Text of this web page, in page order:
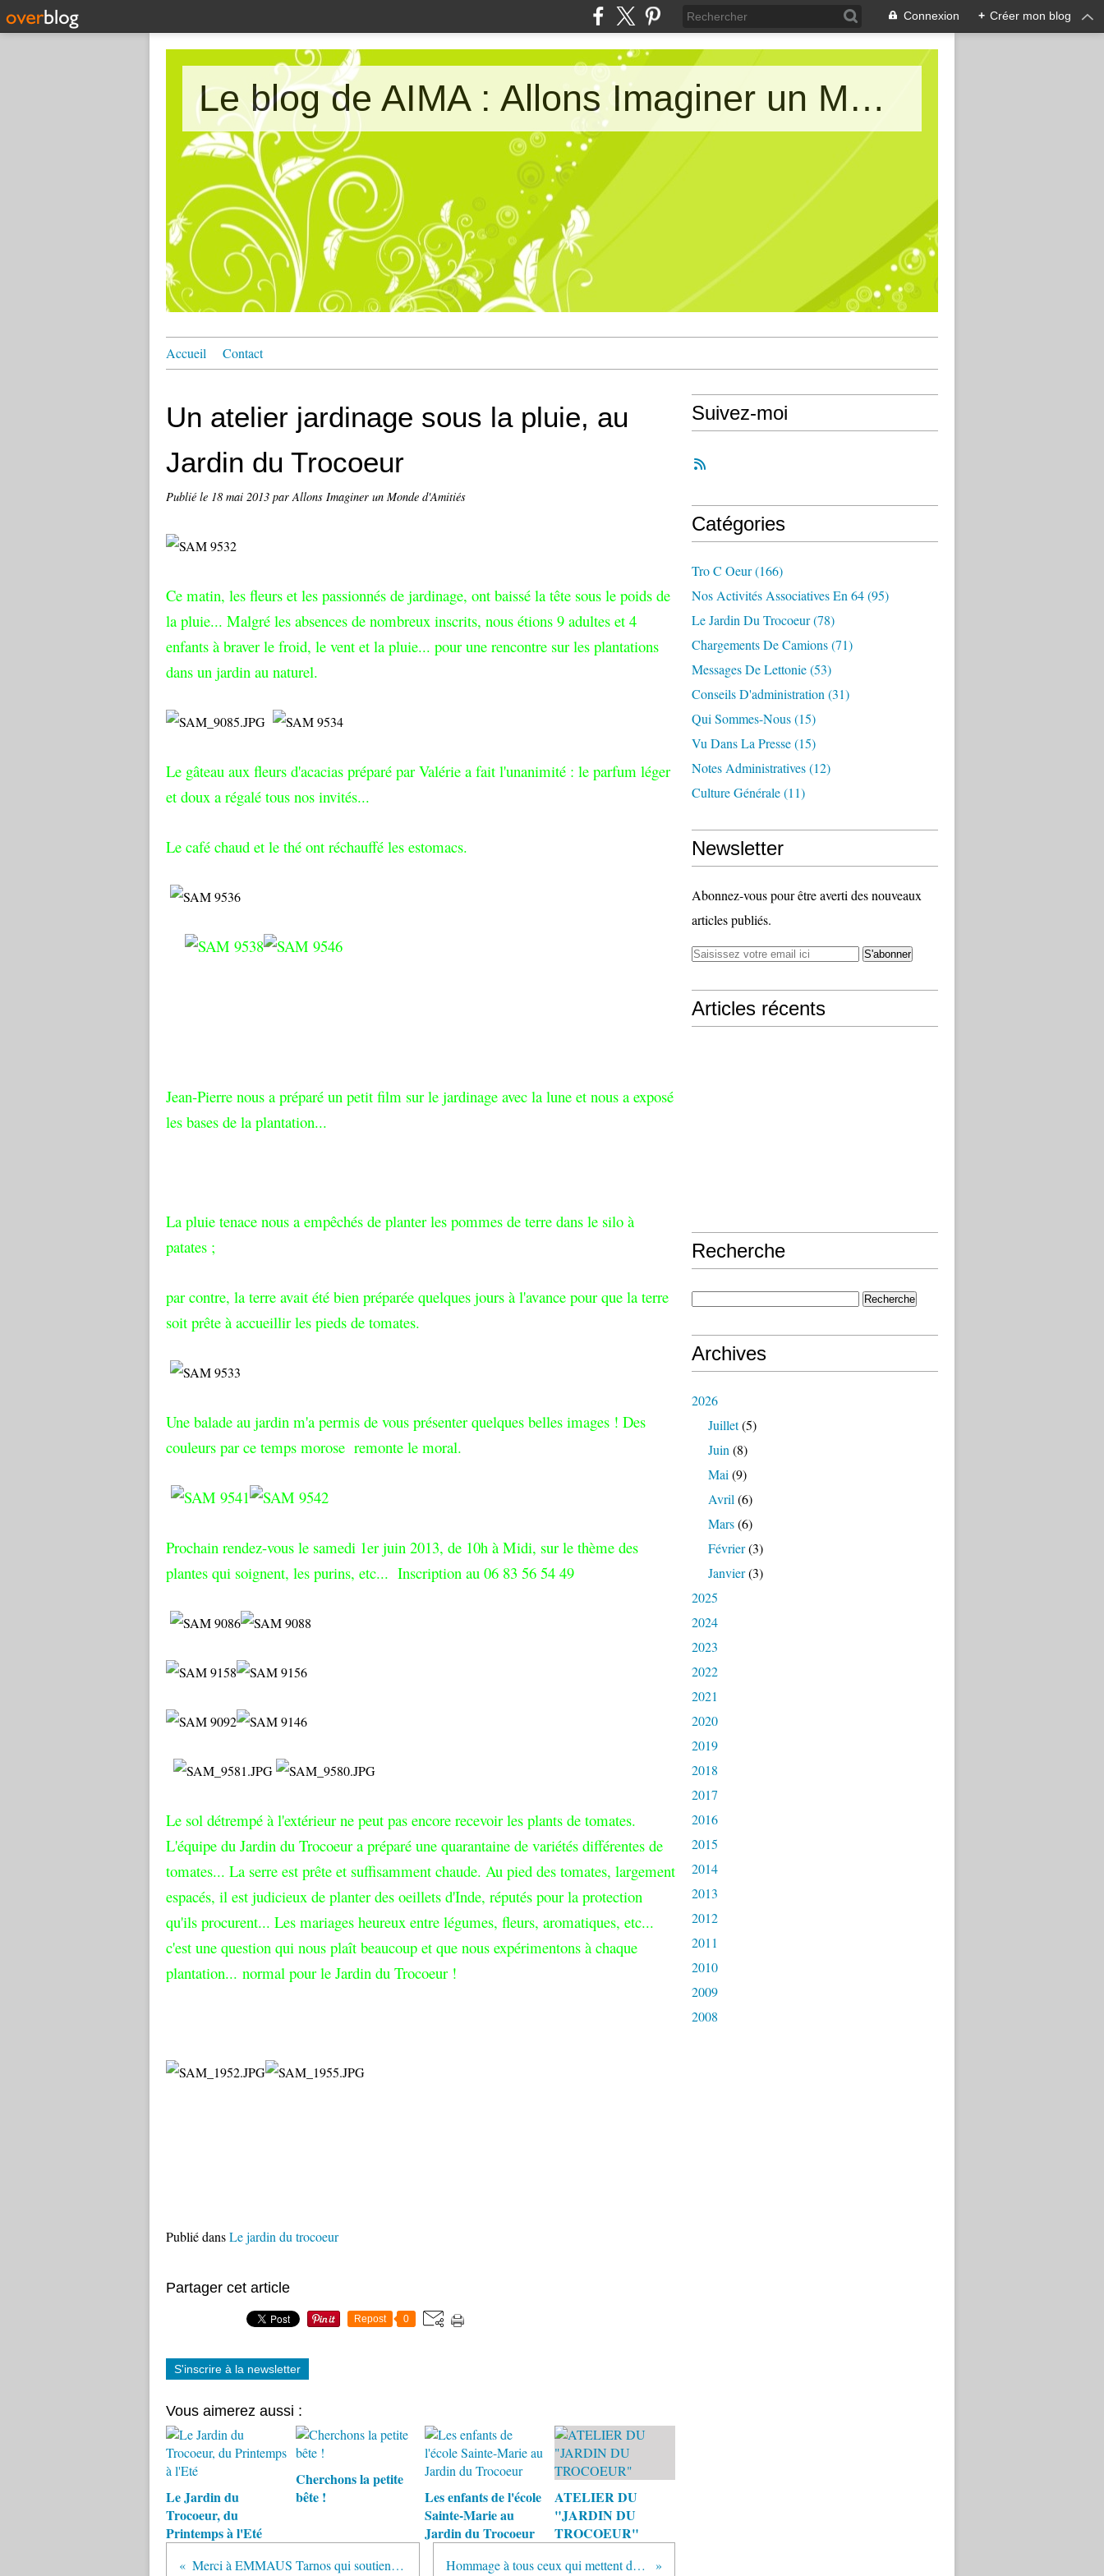
Connexion + Créer mon blog
Le blog de AIMA : Allons Imaginer un Monde d'Amitiés
Accueil Contact
Un atelier jardinage sous la pluie, au
Jardin du Trocoeur
Publié le 18 mai 2013 par Allons Imaginer un Monde d'Amitiés
Ce matin, les fleurs et les passionnés de jardinage, ont baissé la tête sous le poids de
la pluie... Malgré les absences de nombreux inscrits, nous étions 9 adultes et 4
enfants à braver le froid, le vent et la pluie... pour une rencontre sur les plantations
dans un jardin au naturel.
Le gâteau aux fleurs d'acacias préparé par Valérie a fait l'unanimité : le parfum léger
et doux a régalé tous nos invités...
Le café chaud et le thé ont réchauffé les estomacs.
Jean-Pierre nous a préparé un petit film sur le jardinage avec la lune et nous a exposé
les bases de la plantation...
La pluie tenace nous a empêchés de planter les pommes de terre dans le silo à
patates ;
par contre, la terre avait été bien préparée quelques jours à l'avance pour que la terre
soit prête à accueillir les pieds de tomates.
Une balade au jardin m'a permis de vous présenter quelques belles images ! Des
couleurs par ce temps morose remonte le moral.
Prochain rendez-vous le samedi 1er juin 2013, de 10h à Midi, sur le thème des
plantes qui soignent, les purins, etc... Inscription au 06 83 56 54 49
Le sol détrempé à l'extérieur ne peut pas encore recevoir les plants de tomates.
L'équipe du Jardin du Trocoeur a préparé une quarantaine de variétés différentes de
tomates... La serre est prête et suffisamment chaude. Au pied des tomates, largement
espacés, il est judicieux de planter des oeillets d'Inde, réputés pour la protection
qu'ils procurent... Les mariages heureux entre légumes, fleurs, aromatiques, etc...
c'est une question qui nous plaît beaucoup et que nous expérimentons à chaque
plantation... normal pour le Jardin du Trocoeur !
Publié dansLe jardin du trocoeur
Partager cet article
Repost 0
S'inscrire à la newsletter
Vous aimerez aussi :
Le Jardin du
Trocoeur, du
Printemps à l'Eté
Cherchons la petite
bête !
Les enfants de l'école
Sainte-Marie au
Jardin du Trocoeur
ATELIER DU
"JARDIN DU
TROCOEUR"
Merci à EMMAUS Tarnos qui soutient AIMA depuis sa création en 2002 Hommage à tous ceux qui mettent des locaux à disposition d'AIMA...
Suivez-moi
Catégories
Tro C Oeur(166)
Nos Activités Associatives En 64(95)
Le Jardin Du Trocoeur(78)
Chargements De Camions(71)
Messages De Lettonie(53)
Conseils D'administration (31)
Qui Sommes-Nous(15)
Vu Dans La Presse(15)
Notes Administratives(12)
Culture Générale(11)
Newsletter
Abonnez-vous pour être averti des nouveaux
articles publiés.
Articles récents
Recherche
Archives
2026
Juillet(5)
Juin (8)
Mai (9)
Avril (6)
Mars(6)
Février(3)
Janvier(3)
2025
2024
2023
2022
2021
2020
2019
2018
2017
2016
2015
2014
2013
2012
2011
2010
2009
2008